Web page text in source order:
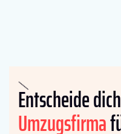
Entscheide
Umzugsfirma